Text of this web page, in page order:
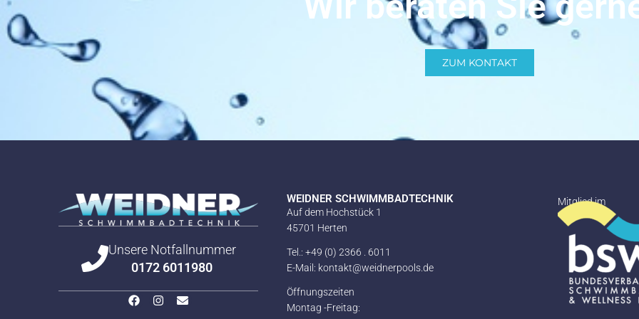
ZUM KONTAKT
Unsere Notfallnummer
0172 6011980
WEIDNER SCHWIMMBADTECHNIK
Auf dem Hochstück 1
45701 Herten
Tel.: +49 (0) 2366 . 6011
E-Mail: kontakt@weidnerpools.de
Öffnungszeiten
Montag -Freitag:
Mitglied im